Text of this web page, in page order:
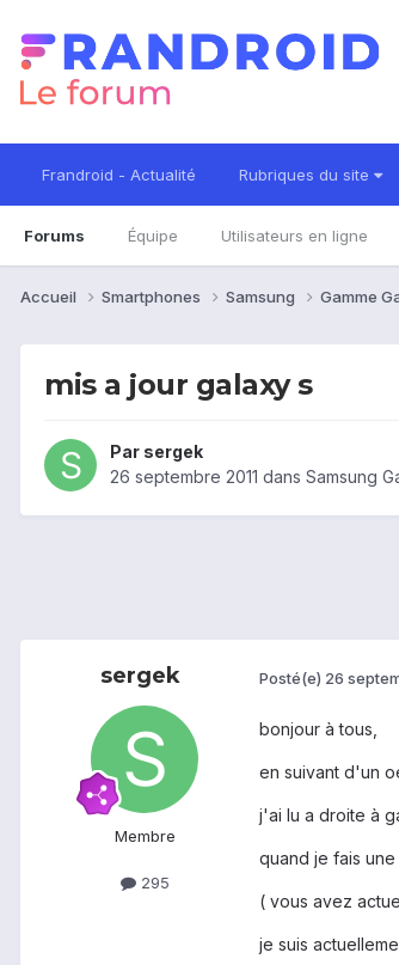
Frandroid - Actualité Rubriques du site
Forums Équipe Utilisateurs en ligne
Accueil Smartphones Samsung Gamme
mis a jour galaxy s
Par sergek
26 septembre 2011 dans Samsung
sergek
Membre
295
Posté(e) 26
bonjour à tous,
en suivant d'un
j'ai lu a droite à
quand je fais
( vous avez
je suis